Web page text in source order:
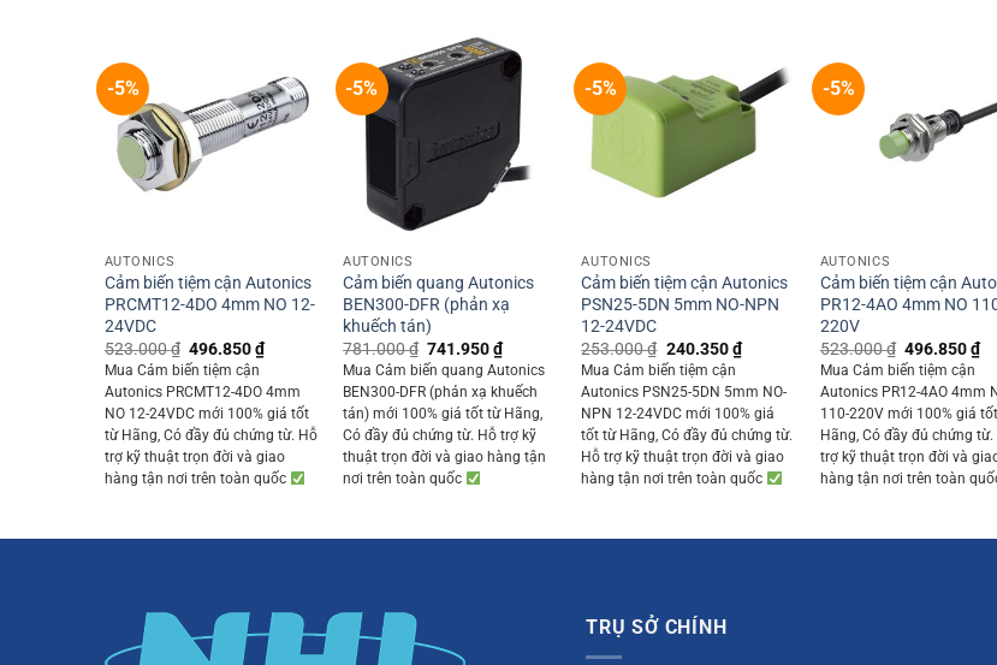
-5%
AUTONICS
Cảm biến tiệm cận Autonics
PRCMT12-4DO 4mm NO 12-
24VDC
523.000₫ Original
price
was:
523.000 ₫.
496.850₫Current
price
is:
496.850 ₫.
Mua Cảm biến tiệm cận
Autonics PRCMT12-4DO 4mm
NO 12-24VDC mới 100% giá tốt
từ Hãng, Có đầy đủ chứng từ. Hỗ
trợ kỹ thuật trọn đời và giao
hàng tận nơi trên toàn quốc
-5%
+
AUTONICS
Cảm biến quang Autonics
BEN300-DFR (phản xạ
khuếch tán)
781.000₫ Original
price
was:
781.000 ₫.
741.950₫Current
price
is:
741.950 ₫.
Mua Cảm biến quang Autonics
BEN300-DFR (phản xạ khuếch
tán) mới 100% giá tốt từ Hãng,
Có đầy đủ chứng từ. Hỗ trợ kỹ
thuật trọn đời và giao hàng tận
nơi trên toàn quốc
-5%
AUTONICS
Cảm biến tiệm cận Autonics
PSN25-5DN 5mm NO-NPN
12-24VDC
253.000₫ Original
price
was:
253.000 ₫.
240.350₫Current
price
240.350 ₫.
Mua Cảm biến tiệm cận
Autonics PSN25-5DN 5mm NO-
NPN 12-24VDC mới 100% giá
tốt từ Hãng, Có đầy đủ chứng từ.
Hỗ trợ kỹ thuật trọn đời và giao
hàng tận nơi trên toàn quốc
-5%
AUTONICS
Cảm biến tiệm cận
PR12-4AO 4mm NO
220V
523.000₫ Original
price
was:
523.000 ₫.
496.850₫
is:
Mua Cảm biến tiệm cận
Autonics PR12-4AO 4mm
110-220V mới 100% giá
Hãng, Có đầy đủ chứng từ.
trợ kỹ thuật trọn đời và
hàng tận nơi trên toàn
TRỤ SỞ CHÍNH